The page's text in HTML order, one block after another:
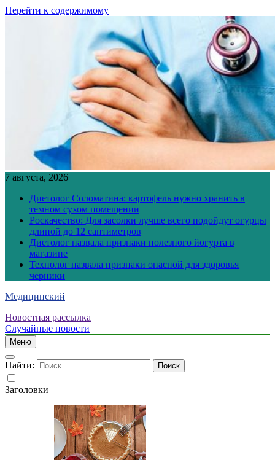
Перейти к содержимому
7 августа, 2026
Диетолог Соломатина: картофель нужно хранить в
темном сухом помещении
Роскачество: Для засолки лучше всего подойдут огурцы
длиной до 12 сантиметров
Диетолог назвала признаки полезного йогурта в
магазине
Технолог назвала признаки опасной для здоровья
черники
Медицинский
Новостная рассылка
Случайные новости
Меню
Найти:
Заголовки